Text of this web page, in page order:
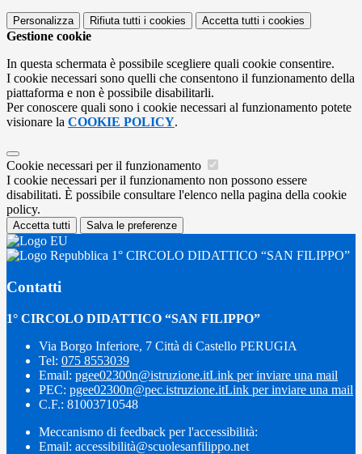
Personalizza Rifiuta tutti i cookies Accetta tutti i cookies
Gestione cookie
In questa schermata è possibile scegliere quali cookie consentire.
I cookie necessari sono quelli che consentono il funzionamento della
piattaforma e non è possibile disabilitarli.
Per conoscere quali sono i cookie necessari al funzionamento potete
visionare la COOKIE POLICY.
Cookie necessari per il funzionamento
I cookie necessari per il funzionamento non possono essere
disabilitati. È possibile consultare l'elenco nella pagina della cookie
policy.
Accetta tutti Salva le preferenze
1° CIRCOLO DIDATTICO “SAN FILIPPO”
Contatti
1° CIRCOLO DIDATTICO “SAN FILIPPO”
Via Borgo Inferiore, 7 Città di Castello PERUGIA
Tel: 075 8553039
Email: pgee02300n@istruzione.itLink per inviare una mail
PEC: pgee02300n@pec.istruzione.itLink per inviare una mail
C.F.: 81003710548
Meccanismo di feedback per l'accessibilità:
Email: accessibilità@scuolesanfilippo.net